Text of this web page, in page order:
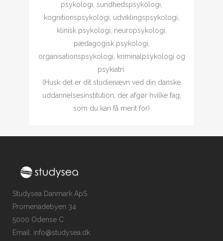
psykologi, sundhedspsykologi,
kognitionspsykologi, udviklingspsykologi,
klinisk psykologi, neuropsykologi,
pædagogisk psykologi,
organisationspsykologi, kriminalpsykologi og
psykiatri.
(Husk det er dit studienævn ved din danske
uddannelsesinstitution, der afgør hvilke fag,
som du kan få merit for)
Studysea Danmark ApS
Promenadebyen 34
5000 Odense C
Email: info@studysea.dk